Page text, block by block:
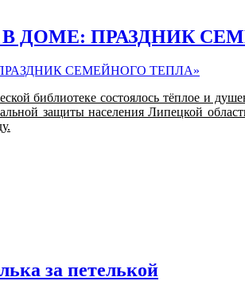
ДОМЕ: ПРАЗДНИК
библиотеке состоялось тёплое и
защиты населения Липецкой
за петелькой